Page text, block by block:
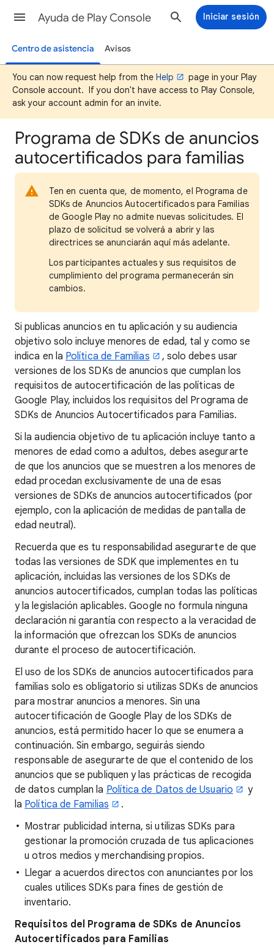
Ayuda de Play Console Iniciar sesión
Centro de asistencia Avisos
You can now request help from the Help
page in your Play
Console account. If you don't have access to Play Console,
ask your account admin for an invite.
Programa de SDKs de anuncios
autocertificados para familias
Ten en cuenta que, de momento, el Programa de
SDKs de Anuncios Autocertificados para Familias
de Google Play no admite nuevas solicitudes. El
plazo de solicitud se volverá a abrir y las
directrices se anunciarán aquí más adelante.
Los participantes actuales y sus requisitos de
cumplimiento del programa permanecerán sin
cambios.
Si publicas anuncios en tu aplicación y su audiencia
objetivo solo incluye menores de edad, tal y como se
indica en la Política de Familias
, solo debes usar
versiones de los SDKs de anuncios que cumplan los
requisitos de autocertificación de las políticas de
Google Play, incluidos los requisitos del Programa de
SDKs de Anuncios Autocertificados para Familias.
Si la audiencia objetivo de tu aplicación incluye tanto a
menores de edad como a adultos, debes asegurarte
de que los anuncios que se muestren a los menores de
edad procedan exclusivamente de una de esas
versiones de SDKs de anuncios autocertificados (por
ejemplo, con la aplicación de medidas de pantalla de
edad neutral).
Recuerda que es tu responsabilidad asegurarte de que
todas las versiones de SDK que implementes en tu
aplicación, incluidas las versiones de los SDKs de
anuncios autocertificados, cumplan todas las políticas
y la legislación aplicables. Google no formula ninguna
declaración ni garantía con respecto a la veracidad de
la información que ofrezcan los SDKs de anuncios
durante el proceso de autocertificación.
El uso de los SDKs de anuncios autocertificados para
familias solo es obligatorio si utilizas SDKs de anuncios
para mostrar anuncios a menores. Sin una
autocertificación de Google Play de los SDKs de
anuncios, está permitido hacer lo que se enumera a
continuación. Sin embargo, seguirás siendo
responsable de asegurarte de que el contenido de los
anuncios que se publiquen y las prácticas de recogida
de datos cumplan la Política de Datos de Usuario
y
la Política de Familias
.
Mostrar publicidad interna, si utilizas SDKs para
gestionar la promoción cruzada de tus aplicaciones
u otros medios y merchandising propios.
Llegar a acuerdos directos con anunciantes por los
cuales utilices SDKs para fines de gestión de
inventario.
Requisitos del Programa de SDKs de Anuncios
Autocertificados para Familias